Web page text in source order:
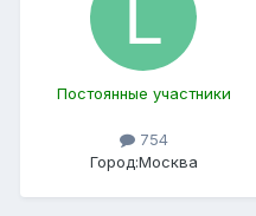
Постоянные участники
754
Город:Москва